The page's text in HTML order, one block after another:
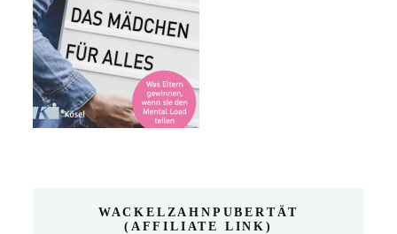
WACKELZAHNPUBERTÄT
(AFFILIATE LINK)